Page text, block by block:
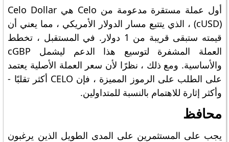
أول عملة مستقرة مدعومة من Celo هي Celo Dollar
(cUSD) ، الذي يتتبع مسار الدولار الأمريكي ، مما يعني أن
قيمته ستبقى قريبة من 1 دولار. في المستقبل ، تخطط
العملة المشفرة لتوسيع هذا الدعم ليشمل cGBP
والأساسية. ومع ذلك ، نظرًا لأن سعر العملة الأصلية يعتمد
على الطلب على الرموز المميزة ، فإن CELO أكثر تقلبًا -
وأكثر إثارة للاهتمام بالنسبة للمتداولين.
محافظ
يجب على المستثمرين على المدى الطويل الذين يرغبون